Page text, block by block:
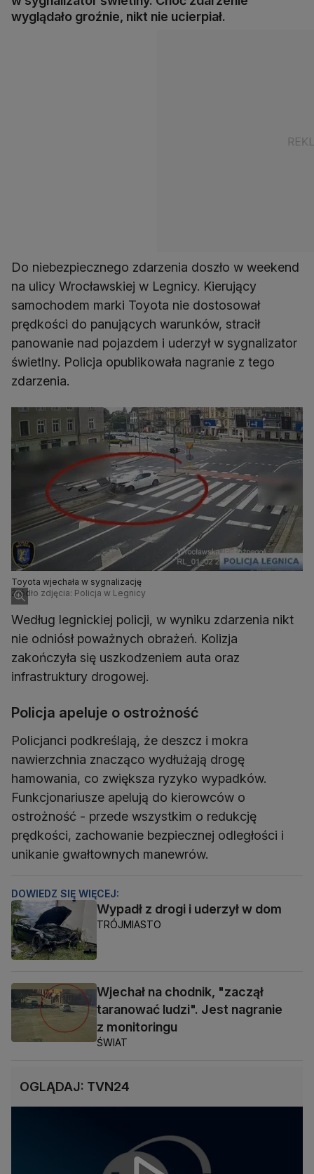
wyglądało groźnie, nikt nie ucierpiał.
Do niebezpiecznego zdarzenia doszło w weekend
na ulicy Wrocławskiej w Legnicy. Kierujący
samochodem marki Toyota nie dostosował
prędkości do panujących warunków, stracił
panowanie nad pojazdem i uderzył w sygnalizator
świetlny. Policja opublikowała nagranie z tego
zdarzenia.
Toyota wjechała w sygnalizację
Źródło zdjęcia: Policja w Legnicy
Według legnickiej policji, w wyniku zdarzenia nikt
nie odniósł poważnych obrażeń. Kolizja
zakończyła się uszkodzeniem auta oraz
infrastruktury drogowej.
Policja apeluje o ostrożność
Policjanci podkreślają, że deszcz i mokra
nawierzchnia znacząco wydłużają drogę
hamowania, co zwiększa ryzyko wypadków.
Funkcjonariusze apelują do kierowców o
ostrożność - przede wszystkim o redukcję
prędkości, zachowanie bezpiecznej odległości i
unikanie gwałtownych manewrów.
DOWIEDZ SIĘ WIĘCEJ:
Wypadł z drogi i uderzył w dom
TRÓJMIASTO
Wjechał na chodnik, "zaczął
taranować ludzi". Jest nagranie
z monitoringu
ŚWIAT
OGLĄDAJ: TVN24